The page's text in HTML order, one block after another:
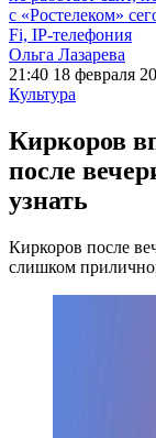
с «Ростелеком»
Fi, IP-телефония
Ольга Лазарева
21:40 18 февраля
Культура
Киркоров
после
узнать
Киркоров после
слишком